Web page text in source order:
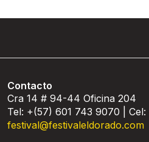
Contacto
Cra 14 # 94-44 Oficina 204
Tel: +(57) 601 743 9070 |
festival@festivaleldorado.com